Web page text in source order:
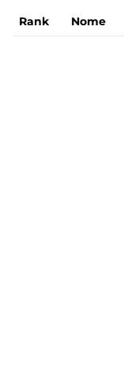
Rank Nome